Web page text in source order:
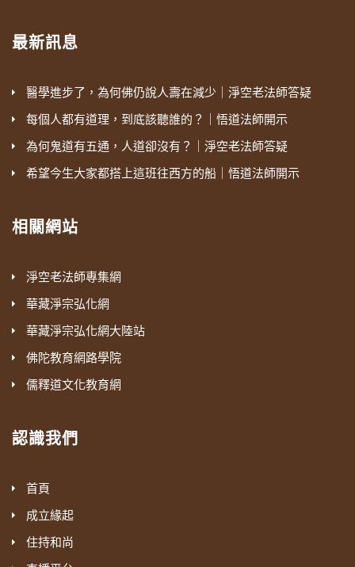
最新訊息
醫學進步了，為何佛仍說人壽在減少｜淨空老法師答疑
每個人都有道理，到底該聽誰的？｜悟道法師開示
為何鬼道有五通，人道卻沒有？｜淨空老法師答疑
希望今生大家都搭上這班往西方的船｜悟道法師開示
相關網站
淨空老法師專集網
華藏淨宗弘化網
華藏淨宗弘化網大陸站
佛陀教育網路學院
儒釋道文化教育網
認識我們
首頁
成立緣起
住持和尚